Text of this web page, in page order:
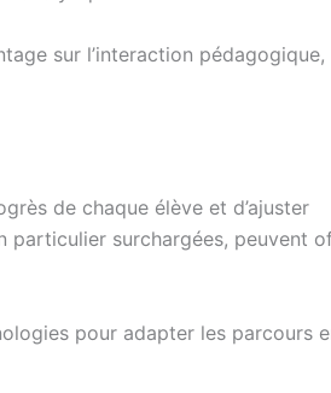
sur l’interaction pédagogique,
de chaque élève et d’ajuster
particulier surchargées, peuvent
pour adapter les parcours